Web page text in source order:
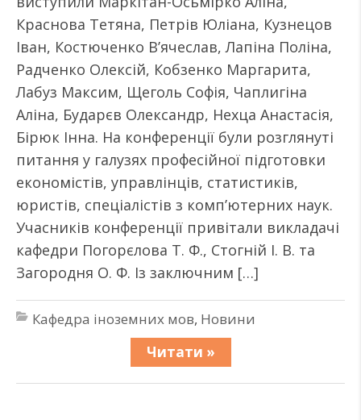
Краснова Тетяна, Петрів Юліана, Кузнецов
Іван, Костюченко В’ячеслав, Лапіна Поліна,
Радченко Олексій, Кобзенко Маргарита,
Лабуз Максим, Щеголь Софія, Чаплигіна
Аліна, Бударєв Олександр, Нехца Анастасія,
Бірюк Інна. На конференції були розглянуті
питання у галузях професійної підготовки
економістів, управлінців, статистиків,
юристів, спеціалістів з комп’ютерних наук.
Учасників конференції привітали викладачі
кафедри Погорєлова Т. Ф., Стогній І. В. та
Загородня О. Ф. Із заключним […]
Кафедра іноземних мов, Новини
Читати »